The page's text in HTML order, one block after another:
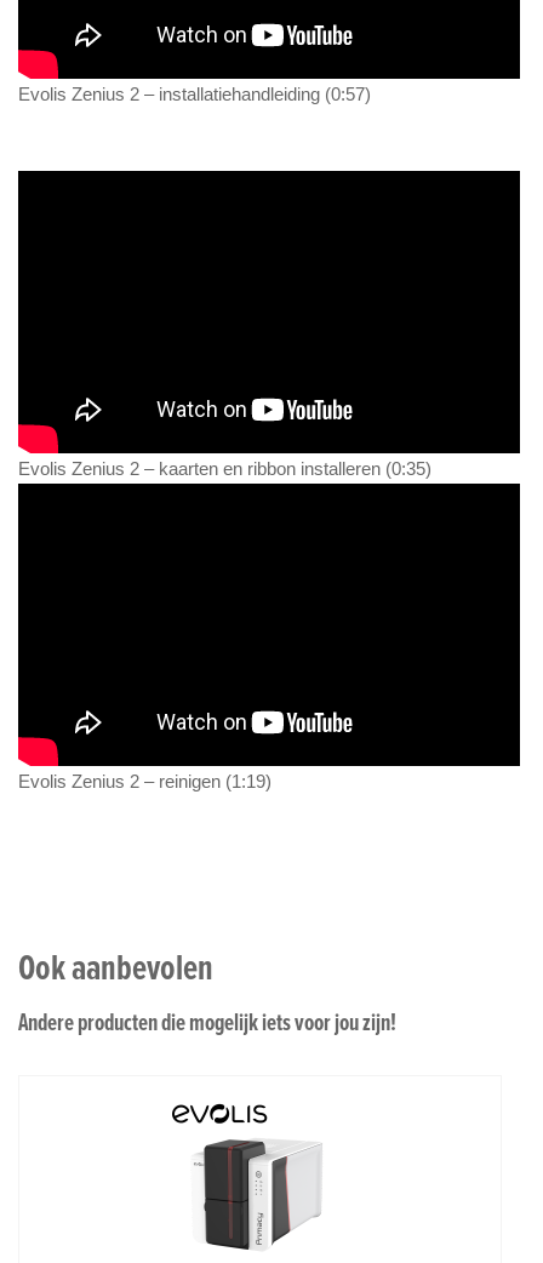
Evolis Zenius 2 – installatiehandleiding (0:57)
Evolis Zenius 2 – kaarten en ribbon installeren (0:35)
Evolis Zenius 2 – reinigen (1:19)
Ook aanbevolen
Andere producten die mogelijk iets voor jou zijn!